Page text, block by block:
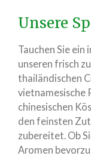
Unsere
Tauchen Sie ein
unseren frisch
thailändischen
vietnamesische
chinesischen
den feinsten
zubereitet. Ob
Aromen